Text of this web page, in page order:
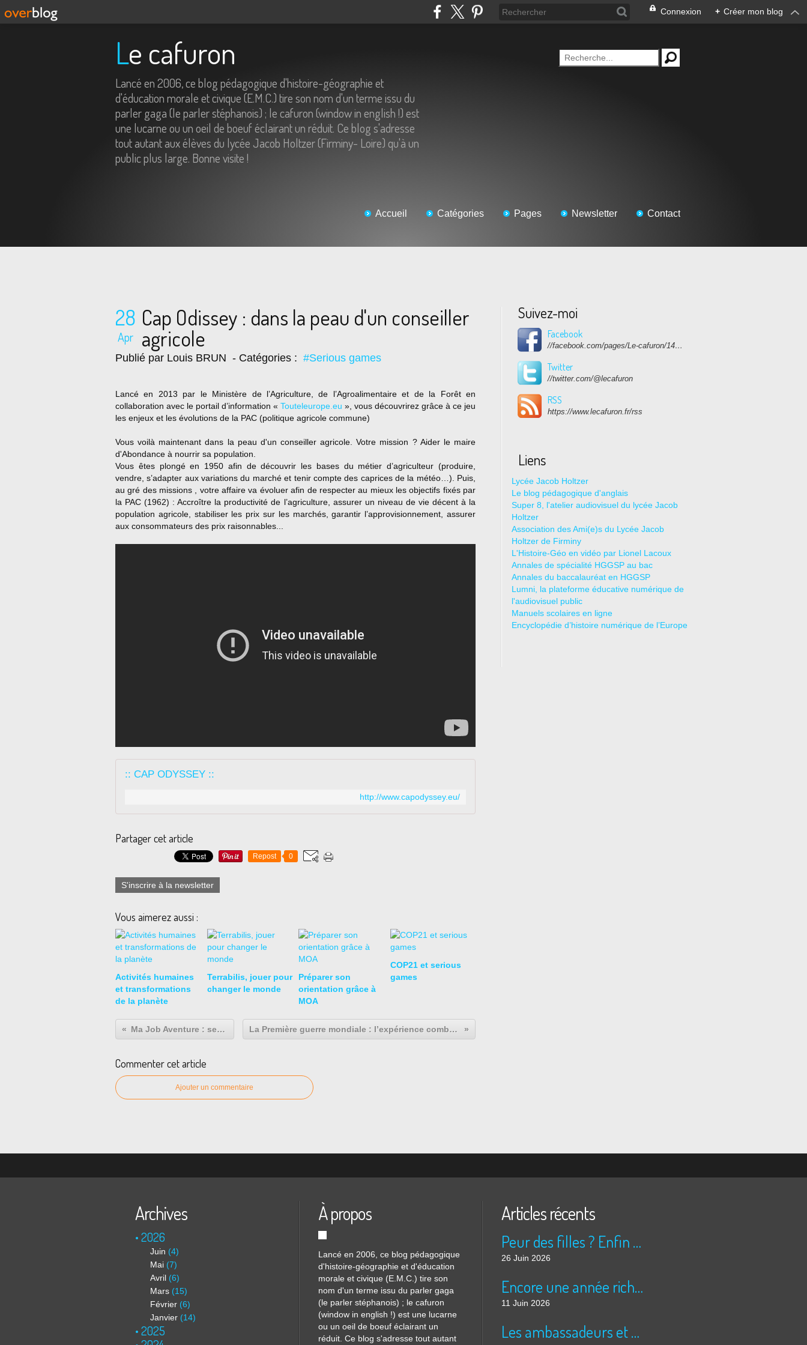
Connexion + Créer mon blog
Le cafuron
Lancé en 2006, ce blog pédagogique d'histoire-géographie et
d'éducation morale et civique (E.M.C.) tire son nom d'un terme issu du
parler gaga (le parler stéphanois) ; le cafuron (window in english !) est
une lucarne ou un oeil de boeuf éclairant un réduit. Ce blog s'adresse
tout autant aux élèves du lycée Jacob Holtzer (Firminy- Loire) qu'à un
public plus large. Bonne visite !
Accueil Catégories Pages Newsletter Contact
28
Apr
Cap Odissey : dans la peau d'un conseiller
agricole
Publié par Louis BRUN - Catégories : #Serious games
Lancé en 2013 par le Ministère de l’Agriculture, de l’Agroalimentaire et de la Forêt en
collaboration avec le portail d’information « Touteleurope.eu », vous découvrirez grâce à ce jeu
les enjeux et les évolutions de la PAC (politique agricole commune)
Vous voilà maintenant dans la peau d'un conseiller agricole. Votre mission ? Aider le maire
d'Abondance à nourrir sa population.
Vous êtes plongé en 1950 afin de découvrir les bases du métier d’agriculteur (produire,
vendre, s’adapter aux variations du marché et tenir compte des caprices de la météo…). Puis,
au gré des missions , votre affaire va évoluer afin de respecter au mieux les objectifs fixés par
la PAC (1962) : Accroître la productivité de l’agriculture, assurer un niveau de vie décent à la
population agricole, stabiliser les prix sur les marchés, garantir l’approvisionnement, assurer
aux consommateurs des prix raisonnables...
:: CAP ODYSSEY ::
http://www.capodyssey.eu/
Partager cet article
Repost 0
S'inscrire à la newsletter
Vous aimerez aussi :
Activités humaines
et transformations
de la planète
Terrabilis, jouer pour
changer le monde
Préparer son
orientation grâce à
MOA
COP21 et serious
games
Ma Job Aventure : se placer dans la peau d'un salarié La Première guerre mondiale : l’expérience combattante dans une guerre totale (correction étude d'un document)
Commenter cet article
Ajouter un commentaire
Suivez-moi
Facebook
//facebook.com/pages/Le-cafuron/1415682768741632
Twitter
//twitter.com/@lecafuron
RSS
https://www.lecafuron.fr/rss
Liens
Lycée Jacob Holtzer
Le blog pédagogique d'anglais
Super 8, l'atelier audiovisuel du lycée Jacob
Holtzer
Association des Ami(e)s du Lycée Jacob
Holtzer de Firminy
L'Histoire-Géo en vidéo par Lionel Lacoux
Annales de spécialité HGGSP au bac
Annales du baccalauréat en HGGSP
Lumni, la plateforme éducative numérique de
l'audiovisuel public
Manuels scolaires en ligne
Encyclopédie d’histoire numérique de l’Europe
Archives
2026
Juin (4)
Mai (7)
Avril (6)
Mars (15)
Février (6)
Janvier (14)
2025
À propos
Lancé en 2006, ce blog pédagogique
d'histoire-géographie et d'éducation
morale et civique (E.M.C.) tire son
nom d'un terme issu du parler gaga
(le parler stéphanois) ; le cafuron
(window in english !) est une lucarne
ou un oeil de boeuf éclairant un
réduit. Ce blog s'adresse tout autant
Articles récents
Peur des filles ? Enfin rassuré ?
26 Juin 2026
Encore une année riche en cinéma pour Super 8 !
11 Juin 2026
Les ambassadeurs et SUPER 8 - La solidarité en action